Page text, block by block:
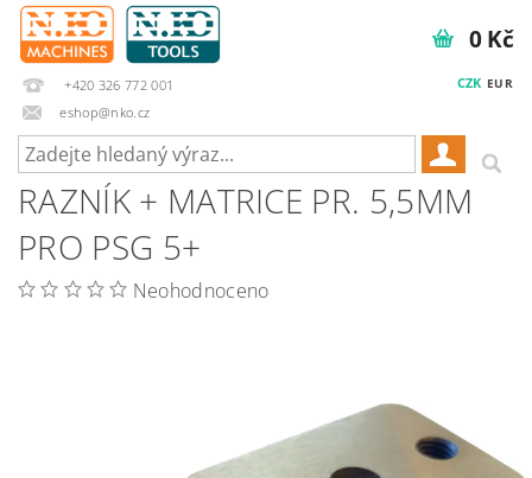
+420 326 772 001
eshop@nko.cz
CZK EUR
0 Kč
RAZNÍK + MATRICE PR. 5,5MM
PRO PSG 5+
Neohodnoceno